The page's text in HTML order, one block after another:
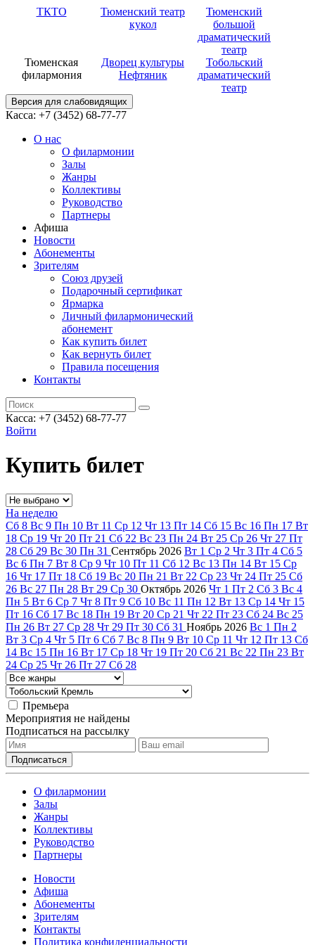
ТКТО
Тюменский театр
кукол
Тюменский
большой
драматический
театр
Тюменская
филармония
Дворец культуры
Нефтяник
Тобольский
драматический
театр
Версия для слабовидящих
Касса: +7 (3452) 68-77-77
О нас
О филармонии
Залы
Жанры
Коллективы
Руководство
Партнеры
Афиша
Новости
Абонементы
Зрителям
Союз друзей
Подарочный сертификат
Ярмарка
Личный филармонический
абонемент
Как купить билет
Как вернуть билет
Правила посещения
Контакты
Касса: +7 (3452) 68-77-77
Войти
Купить билет
На неделю
Сб 8 Вс 9 Пн 10 Вт 11 Ср 12 Чт 13 Пт 14 Сб 15 Вс 16 Пн 17 Вт
18 Ср 19 Чт 20 Пт 21 Сб 22 Вс 23 Пн 24 Вт 25 Ср 26 Чт 27 Пт
28 Сб 29 Вс 30 Пн 31 Сентябрь 2026 Вт 1 Ср 2 Чт 3 Пт 4 Сб 5
Вс 6 Пн 7 Вт 8 Ср 9 Чт 10 Пт 11 Сб 12 Вс 13 Пн 14 Вт 15 Ср
16 Чт 17 Пт 18 Сб 19 Вс 20 Пн 21 Вт 22 Ср 23 Чт 24 Пт 25 Сб
26 Вс 27 Пн 28 Вт 29 Ср 30 Октябрь 2026 Чт 1 Пт 2 Сб 3 Вс 4
Пн 5 Вт 6 Ср 7 Чт 8 Пт 9 Сб 10 Вс 11 Пн 12 Вт 13 Ср 14 Чт 15
Пт 16 Сб 17 Вс 18 Пн 19 Вт 20 Ср 21 Чт 22 Пт 23 Сб 24 Вс 25
Пн 26 Вт 27 Ср 28 Чт 29 Пт 30 Сб 31 Ноябрь 2026 Вс 1 Пн 2
Вт 3 Ср 4 Чт 5 Пт 6 Сб 7 Вс 8 Пн 9 Вт 10 Ср 11 Чт 12 Пт 13 Сб
14 Вс 15 Пн 16 Вт 17 Ср 18 Чт 19 Пт 20 Сб 21 Вс 22 Пн 23 Вт
24 Ср 25 Чт 26 Пт 27 Сб 28
Премьера
Мероприятия не найдены
Подписаться на рассылку
О филармонии
Залы
Жанры
Коллективы
Руководство
Партнеры
Новости
Афиша
Абонементы
Зрителям
Контакты
Политика конфиденциальности